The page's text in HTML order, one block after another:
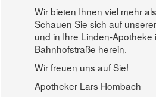
Wir bieten Ihnen viel mehr
Schauen Sie sich auf
und in Ihre Linden-Apotheke
Bahnhofstraße herein.
Wir freuen uns auf Sie!
Apotheker Lars Hombach